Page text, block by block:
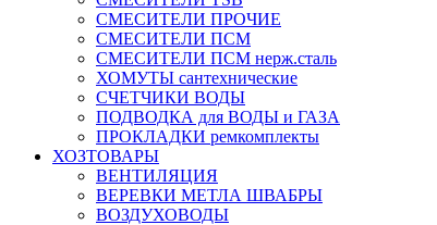
СМЕСИТЕЛИ ПРОЧИЕ
СМЕСИТЕЛИ ПСМ
СМЕСИТЕЛИ ПСМ нерж.сталь
ХОМУТЫ сантехнические
СЧЕТЧИКИ ВОДЫ
ПОДВОДКА для ВОДЫ и ГАЗА
ПРОКЛАДКИ ремкомплекты
ХОЗТОВАРЫ
ВЕНТИЛЯЦИЯ
ВЕРЕВКИ МЕТЛА ШВАБРЫ
ВОЗДУХОВОДЫ